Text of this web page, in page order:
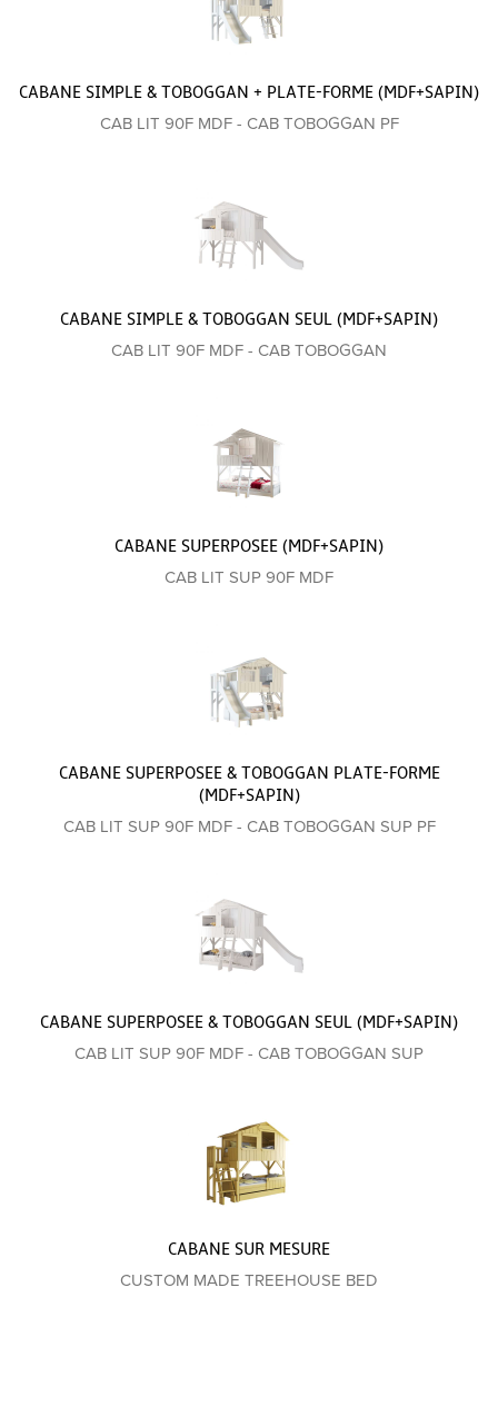
CABANE SIMPLE & TOBOGGAN + PLATE-FORME (MDF+SAPIN)
CAB LIT 90F MDF - CAB TOBOGGAN PF
CABANE SIMPLE & TOBOGGAN SEUL (MDF+SAPIN)
CAB LIT 90F MDF - CAB TOBOGGAN
CABANE SUPERPOSEE (MDF+SAPIN)
CAB LIT SUP 90F MDF
CABANE SUPERPOSEE & TOBOGGAN PLATE-FORME
(MDF+SAPIN)
CAB LIT SUP 90F MDF - CAB TOBOGGAN SUP PF
CABANE SUPERPOSEE & TOBOGGAN SEUL (MDF+SAPIN)
CAB LIT SUP 90F MDF - CAB TOBOGGAN SUP
CABANE SUR MESURE
CUSTOM MADE TREEHOUSE BED